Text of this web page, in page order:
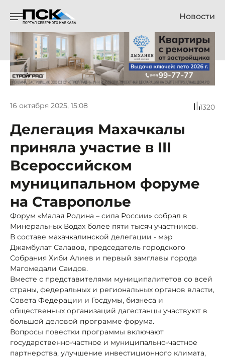
Новости
16 октября 2025, 15:08 1320
Делегация Махачкалы
приняла участие в III
Всероссийском
муниципальном форуме
на Ставрополье
Форум «Малая Родина – сила России» собрал в
Минеральных Водах более пяти тысяч участников.
В составе махачкалинской делегации - мэр
Джамбулат Салавов, председатель городского
Собрания Хиби Алиев и первый замглавы города
Магомедали Саидов.
Вместе с представителями муниципалитетов со всей
страны, федеральных и региональных органов власти,
Совета Федерации и Госдумы, бизнеса и
общественных организаций дагестанцы участвуют в
большой деловой программе форума.
Вопросы повестки программы включают
государственно-частное и муниципально-частное
партнерства, улучшение инвестиционного климата,